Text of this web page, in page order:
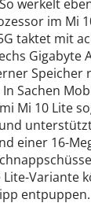
werkelt
im Mi
taktet mit
Gigabyte
Speicher
Sachen
Mi 10 Lite
einer 16-
Variante
entpuppen.